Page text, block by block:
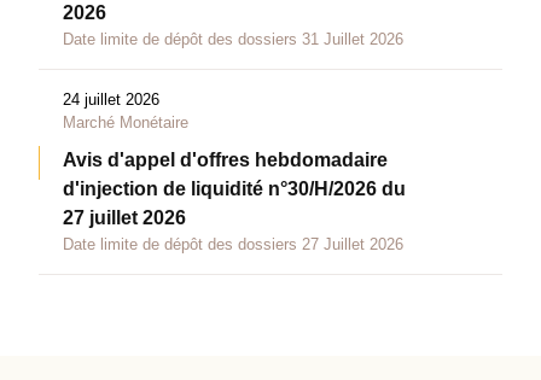
2026
Date limite de dépôt des dossiers 31 Juillet 2026
24 juillet 2026
Marché Monétaire
Avis d'appel d'offres hebdomadaire
d'injection de liquidité n°30/H/2026 du
27 juillet 2026
Date limite de dépôt des dossiers 27 Juillet 2026